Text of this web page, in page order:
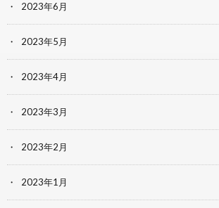
2023年6月
2023年5月
2023年4月
2023年3月
2023年2月
2023年1月